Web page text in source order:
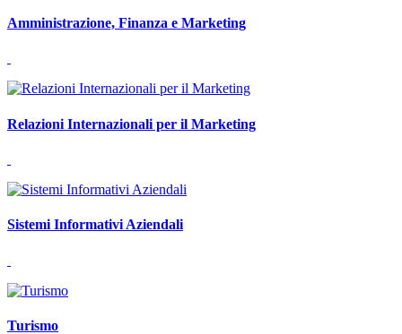
Amministrazione, Finanza e Marketing
Relazioni Internazionali per il Marketing
Sistemi Informativi Aziendali
Turismo